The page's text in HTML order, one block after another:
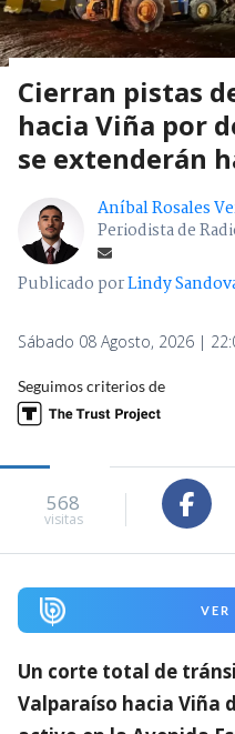
Cierran pistas
hacia Viña por
se extenderán
Aníbal Rosales
Periodista de
Publicado porLindy
Sábado 08 Agosto, 2026 |
Seguimos criterios de
568
visitas
VER
Un corte total de
Valparaíso hacia Viña